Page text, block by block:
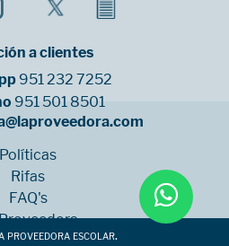
a clientes
951 232 7252
951 501 8501
Políticas
Rifas
FAQ's
escolar.